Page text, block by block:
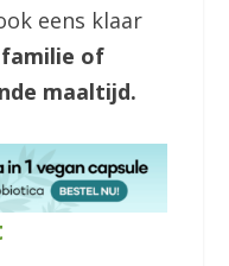
eens klaar
of
maaltijd.